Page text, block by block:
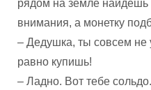
рядом на земле найдешь
внимания, а монетку
– Дедушка, ты совсем не
равно купишь!
– Ладно. Вот тебе сольдо.